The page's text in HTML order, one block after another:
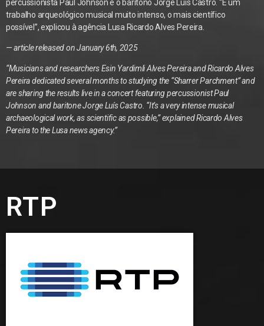
percussionista Paul Johnson e o barítono Jorge Luís Castro. “É um
trabalho arqueológico musical muito intenso, o mais científico
possível”, explicou à agência Lusa Ricardo Alves Pereira.
— article released on January 6th, 2025
“Musicians and researchers Esin Yardimli Alves Pereira and Ricardo Alves
Pereira dedicated several months to studying the “Sharrer Parchment” and
are sharing the results live in a concert featuring percussionist Paul
Johnson and baritone Jorge Luís Castro. “It’s a very intense musical
archaeological work, as scientific as possible,” explained Ricardo Alves
Pereira to the Lusa news agency.”
RTP